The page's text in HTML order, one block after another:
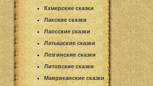
Кхмерские сказки
Лакские сказки
Лаосские сказки
Латышские сказки
Лезгинские сказки
Литовские сказки
Мавриканские сказки